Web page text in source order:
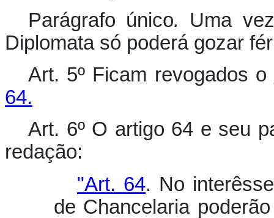
Parágrafo único. Uma
Diplomata só poderá gozar
Art. 5º Ficam revogados o
64.
Art. 6º O artigo 64 e seu
redação:
"Art. 64. No
de Chancelaria